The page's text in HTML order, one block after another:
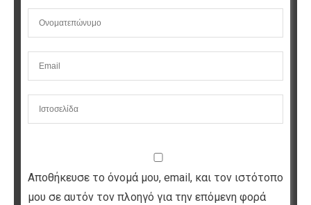
Αποθήκευσε το όνομά μου, email, και τον ιστότοπο
μου σε αυτόν τον πλοηγό για την επόμενη φορά